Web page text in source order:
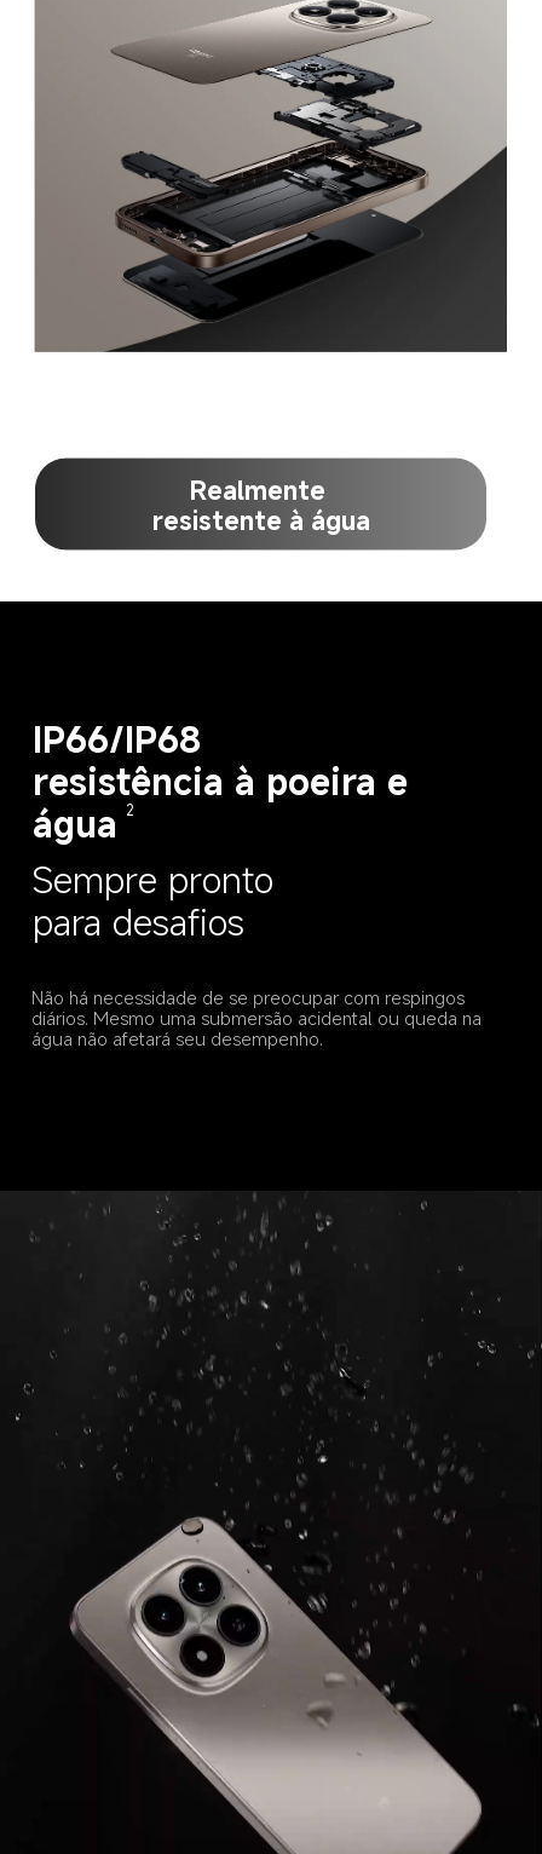
Realmente
resistente à água
IP66/IP68
resistência à poeira e
água
2
Sempre pronto
para desafios
Não há necessidade de se preocupar com respingos
diários. Mesmo uma submersão acidental ou queda na
água não afetará seu desempenho.